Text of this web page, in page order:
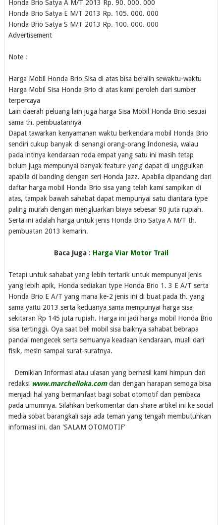
Honda Brio Satya A M/T 2013 Rp. 90. 000. 000
Honda Brio Satya E M/T 2013 Rp. 105. 000. 000
Honda Brio Satya S M/T 2013 Rp. 100. 000. 000
Advertisement
Note :
Harga Mobil Honda Brio Sisa di atas bisa beralih sewaktu-waktu
Harga Mobil Sisa Honda Brio di atas kami peroleh dari sumber
terpercaya
Lain daerah peluang lain juga harga Sisa Mobil Honda Brio sesuai
sama th. pembuatannya
Dapat tawarkan kenyamanan waktu berkendara mobil Honda Brio
sendiri cukup banyak di senangi orang-orang Indonesia, walau
pada intinya kendaraan roda empat yang satu ini masih tetap
belum juga mempunyai banyak feature yang dapat di unggulkan
apabila di banding dengan seri Honda Jazz. Apabila dipandang dari
daftar harga mobil Honda Brio sisa yang telah kami sampikan di
atas, tampak bawah sahabat dapat mempunyai satu diantara type
paling murah dengan mengluarkan biaya sebesar 90 juta rupiah.
Serta ini adalah harga untuk jenis Honda Brio Satya A M/T th.
pembuatan 2013 kemarin.
Baca Juga : Harga Viar Motor Trail
Tetapi untuk sahabat yang lebih tertarik untuk mempunyai jenis
yang lebih apik, Honda sediakan type Honda Brio 1. 3 E A/T serta
Honda Brio E A/T yang mana ke-2 jenis ini di buat pada th. yang
sama yaitu 2013 serta keduanya sama mempunyai harga sisa
sekitaran Rp 145 juta rupiah. Harga ini jadi harga mobil Honda Brio
sisa tertinggi. Oya saat beli mobil sisa baiknya sahabat bebrapa
pandai mengecek serta semuanya keadaan kendaraan, muali dari
fisik, mesin sampai surat-suratnya.
Demikian Informasi atau ulasan yang berhasil kami himpun dari
redaksi www.marchelloka.comdan dengan harapan semoga bisa
menjadi hal yang bermanfaat bagi sobat otomotif dan pembaca
pada umumnya. Silahkan berkomentar dan share artikel ini ke social
media sobat barangkali saja ada teman yang tengah membutuhkan
informasi ini. dan 'SALAM OTOMOTIF'